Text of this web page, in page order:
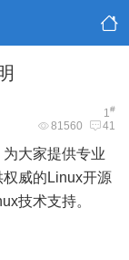
1#
81560 41
大家提供专业
威的Linux开源
技术支持。